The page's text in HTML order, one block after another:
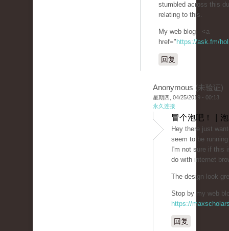
stumbled across this
relating to this.
My web blog - <a
href=" https://ask.fm/
回复
Anonymous (未验证)
星期四, 04/25/2019 - 00:13
永久连接
冒个泡吧！ |
Hey there just
seem to be
I'm not sure if this
do with internet
The design look
Stop by my web
https://
回复